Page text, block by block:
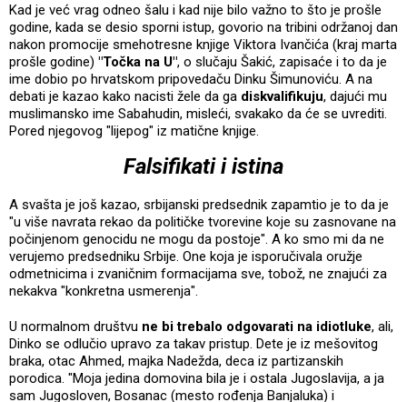
Kad je već vrag odneo šalu i kad nije bilo važno to što je prošle
godine, kada se desio sporni istup, govorio na tribini održanoj dan
nakon promocije smehotresne knjige Viktora Ivančića (kraj marta
prošle godine) "Točka na U", o slučaju Šakić, zapisaće i to da je
ime dobio po hrvatskom pripovedaču Dinku Šimunoviću. A na
debati je kazao kako nacisti žele da ga diskvalifikuju, dajući mu
muslimansko ime Sabahudin, misleći, svakako da će se uvrediti.
Pored njegovog "lijepog" iz matične knjige.
Falsifikati i istina
A svašta je još kazao, srbijanski predsednik zapamtio je to da je
"u više navrata rekao da političke tvorevine koje su zasnovane na
počinjenom genocidu ne mogu da postoje". A ko smo mi da ne
verujemo predsedniku Srbije. One koja je isporučivala oružje
odmetnicima i zvaničnim formacijama sve, tobož, ne znajući za
nekakva "konkretna usmerenja".
U normalnom društvu ne bi trebalo odgovarati na idiotluke, ali,
Dinko se odlučio upravo za takav pristup. Dete je iz mešovitog
braka, otac Ahmed, majka Nadežda, deca iz partizanskih
porodica. "Moja jedina domovina bila je i ostala Jugoslavija, a ja
sam Jugosloven, Bosanac (mesto rođenja Banjaluka) i